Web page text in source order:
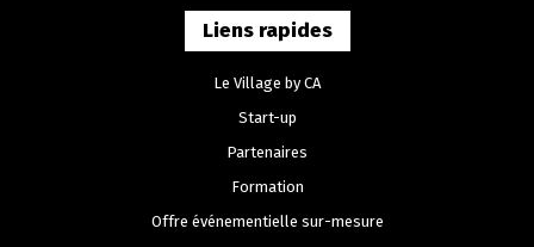
Liens rapides
Le Village by CA
Start-up
Partenaires
Formation
Offre événementielle sur-mesure